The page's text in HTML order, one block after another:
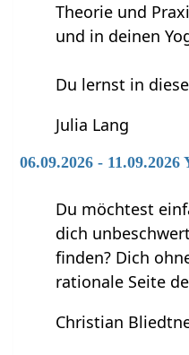
Theorie und
und in deinen
Du lernst in
Julia Lang
06.09.2026 - 11.09.2026
Du möchtest
dich
finden? Dich
rationale Seite
Christian